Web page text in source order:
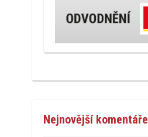
Nejnovější komentáře